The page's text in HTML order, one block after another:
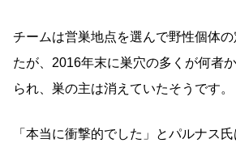
チームは営巣地点を選んで野性個体
たが、2016年末に巣穴の多くが何者
られ、巣の主は消えていたそうです。
「本当に衝撃的でした」とパルナス氏